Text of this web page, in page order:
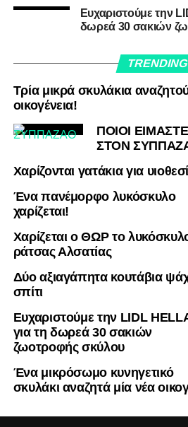
Ευχαριστούμε την
δωρεά 30 σακιών
TRENDING
Τρία μικρά σκυλάκια
οικογένεια!
ΠΟΙΟΙ
ΣΤΟΝ
Χαρίζονται γατάκια για
Ένα πανέμορφο λυκόσκυλο
χαρίζεται!
Χαρίζεται ο ΘΩΡ το
ράτσας Αλσατίας
Δύο αξιαγάπητα κουτάβια
σπίτι
Ευχαριστούμε την LIDL
για τη δωρεά 30 σακιών
ζωοτροφής σκύλου
Ένα μικρόσωμο κυνηγετικό
σκυλάκι αναζητά μία νέα